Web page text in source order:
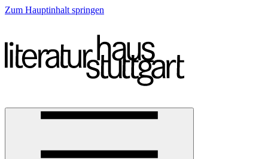
Zum Hauptinhalt springen